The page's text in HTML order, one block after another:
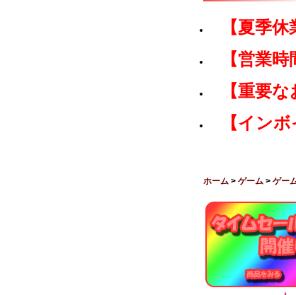
【夏季
【営業
【重要
【イン
ホーム > ゲーム > ゲー